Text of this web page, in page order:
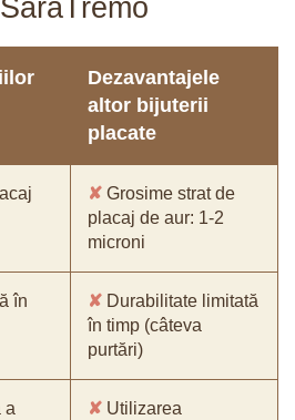
Dezavantajele
altor bijuterii
placate
✘ Grosime strat de
placaj de aur: 1-2
microni
în
✘ Durabilitate limitată
în timp (câteva
purtări)
a
✘ Utilizarea